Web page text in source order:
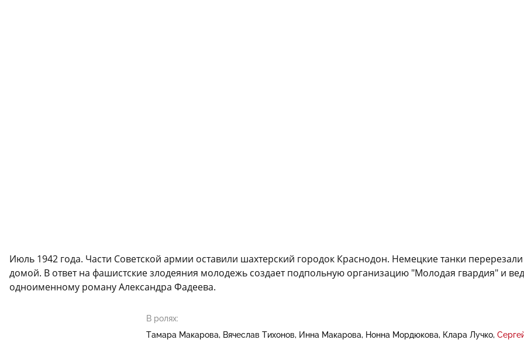
Июль 1942 года. Части Советской армии оставили шахтерский городок Краснодон. Немецкие танки
домой. В ответ на фашистские злодеяния молодежь создает подпольную организацию "Молодая гвардия" и
одноименному роману Александра Фадеева.
В ролях:
Тамара Макарова
Вячеслав Тихонов Инна Макарова Нонна Мордюкова Клара Лучко